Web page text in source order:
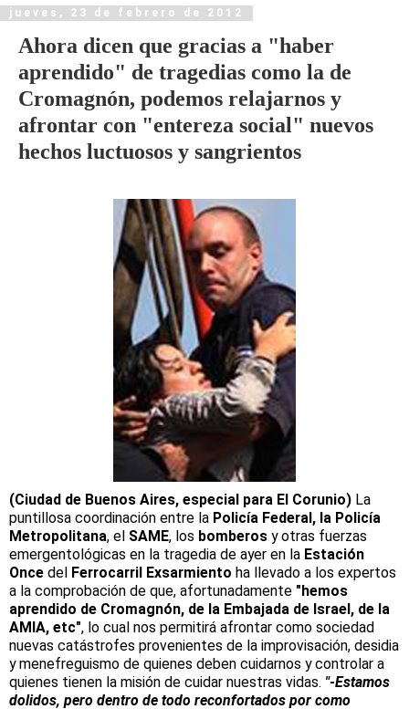
jueves, 23 de febrero de 2012
Ahora dicen que gracias a "haber
aprendido" de tragedias como la de
Cromagnón, podemos relajarnos y
afrontar con "entereza social" nuevos
hechos luctuosos y sangrientos
(Ciudad de Buenos Aires, especial para El Corunio) La
puntillosa coordinación entre la Policía Federal, la Policía
Metropolitana, el SAME, los bomberos y otras fuerzas
emergentológicas en la tragedia de ayer en la Estación
Once del Ferrocarril Exsarmiento ha llevado a los expertos
a la comprobación de que, afortunadamente "hemos
aprendido de Cromagnón, de la Embajada de Israel, de la
AMIA, etc", lo cual nos permitirá afrontar como sociedad
nuevas catástrofes provenientes de la improvisación, desidia
y menefreguismo de quienes deben cuidarnos y controlar a
quienes tienen la misión de cuidar nuestras vidas. "-Estamos
dolidos, pero dentro de todo reconfortados por como